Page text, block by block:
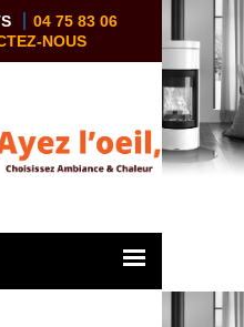
04 75 83 06
NOUS